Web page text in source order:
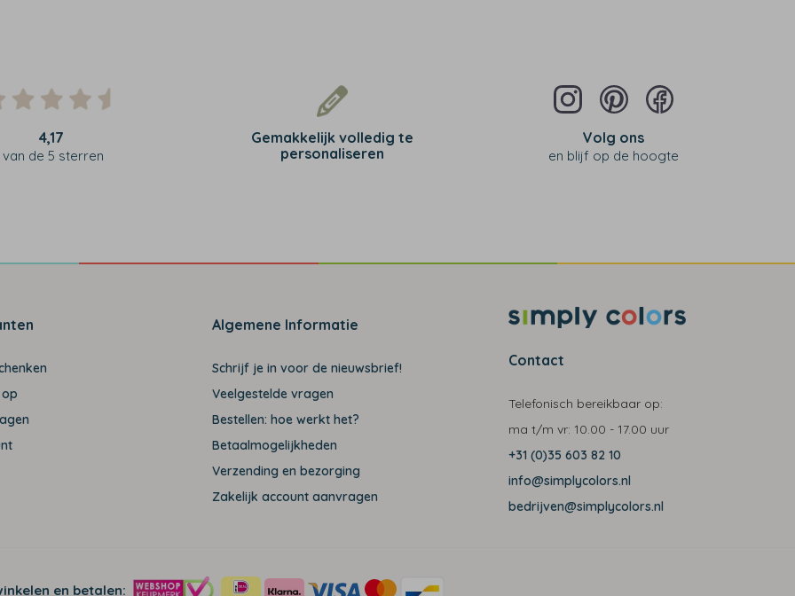
4,17
van de 5 sterren
Gemakkelijk volledig te
personaliseren
Volg ons
en blijf op de hoogte
Algemene Informatie
Schrijf je in voor de nieuwsbrief!
Veelgestelde vragen
Bestellen: hoe werkt het?
Betaalmogelijkheden
Verzending en bezorging
Zakelijk account aanvragen
Contact
Telefonisch bereikbaar op:
ma t/m vr: 10.00 - 17.00 uur
+31 (0)35 603 82 10
info@simplycolors.nl
bedrijven@simplycolors.nl
en betalen: